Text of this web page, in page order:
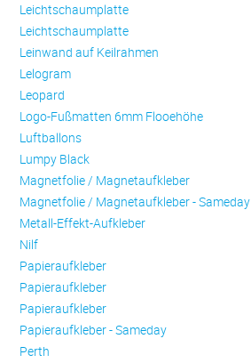
Leichtschaumplatte
Leichtschaumplatte
Leinwand auf Keilrahmen
Lelogram
Leopard
Logo-Fußmatten 6mm Flooehöhe
Luftballons
Lumpy Black
Magnetfolie / Magnetaufkleber
Magnetfolie / Magnetaufkleber - Sameday
Metall-Effekt-Aufkleber
Nilf
Papieraufkleber
Papieraufkleber
Papieraufkleber
Papieraufkleber - Sameday
Perth